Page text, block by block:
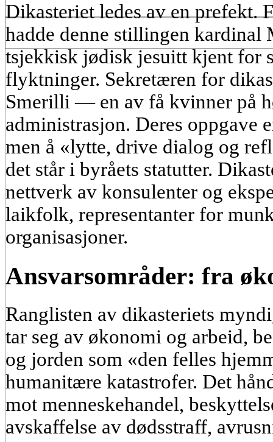
Dikasteriet ledes av en prefekt.
hadde denne stillingen kardinal
tsjekkisk jødisk jesuitt kjent for
flyktninger. Sekretæren for
Smerilli — en av få kvinner på
administrasjon. Deres oppgave
men å «lytte, drive dialog og
det står i byråets statutter.
nettverk av konsulenter og
laikfolk, representanter for
organisasjoner.
Ansvarsområder: fra
Ranglisten av dikasteriets
tar seg av økonomi og arbeid,
og jorden som «den felles
humanitære katastrofer. Det
mot menneskehandel,
avskaffelse av dødsstraff,